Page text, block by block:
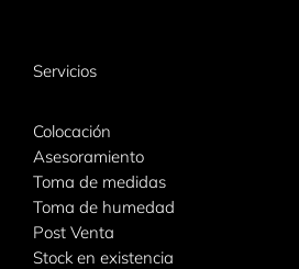
Servicios
Colocación
Asesoramiento
Toma de medidas
Toma de humedad
Post Venta
Stock en existencia